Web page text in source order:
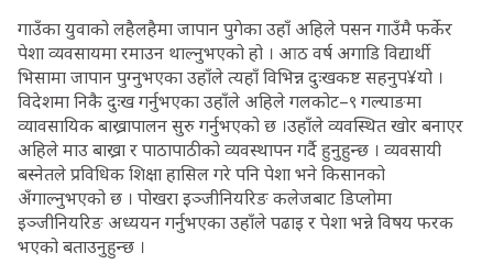
गाउँका युवाको लहैलहैमा जापान पुगेका उहाँ अहिले पसन गाउँमै फर्केर
पेशा व्यवसायमा रमाउन थाल्नुभएको हो । आठ वर्ष अगाडि विद्यार्थी
भिसामा जापान पुग्नुभएका उहाँले त्यहाँ विभिन्न दुःखकष्ट सहनुप¥यो ।
विदेशमा निकै दुःख गर्नुभएका उहाँले अहिले गलकोट–९ गल्याङमा
व्यावसायिक बाख्रापालन सुरु गर्नुभएको छ ।उहाँले व्यवस्थित खोर बनाएर
अहिले माउ बाख्रा र पाठापाठीको व्यवस्थापन गर्दै हुनुहुन्छ । व्यवसायी
बस्नेतले प्रविधिक शिक्षा हासिल गरे पनि पेशा भने किसानको
अँगाल्नुभएको छ । पोखरा इञ्जीनियरिङ कलेजबाट डिप्लोमा
इञ्जीनियरिङ अध्ययन गर्नुभएका उहाँले पढाइ र पेशा भन्ने विषय फरक
भएको बताउनुहुन्छ ।